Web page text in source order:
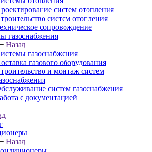
систем отопления
систем отопления
сопровождение
газоснабжения
Назад
газоснабжения
газового оборудования
и монтаж систем
систем газоснабжения
с документацией
Назад